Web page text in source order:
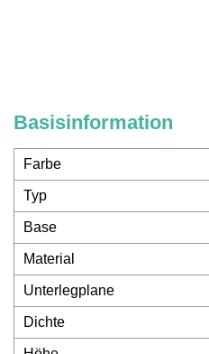
Basisinformation
Farbe
Typ
Base
Material
Unterlegplane
Dichte